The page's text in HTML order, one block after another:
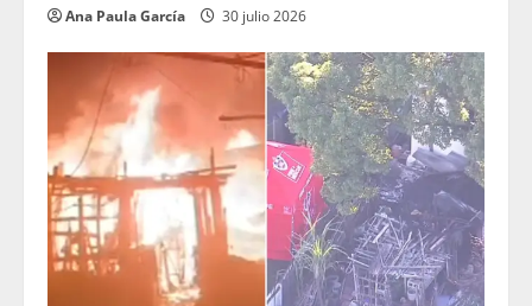
Ana Paula García 30 julio 2026